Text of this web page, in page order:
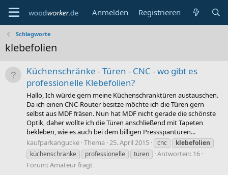
Anmelden Registrieren
Schlagworte
klebefolien
Küchenschränke - Türen - CNC - wo gibt es
professionelle Klebefolien?
Hallo, Ich würde gern meine Küchenschranktüren austauschen.
Da ich einen CNC-Router besitze möchte ich die Türen gern
selbst aus MDF fräsen. Nun hat MDF nicht gerade die schönste
Optik, daher wollte ich die Türen anschließend mit Tapeten
bekleben, wie es auch bei dem billigen Pressspantüren...
kaufparkangucke Thema 25. April 2015 cnc
klebefolien
küchenschränke
professionelle türen
Antworten: 16
Forum:Amateur fragt